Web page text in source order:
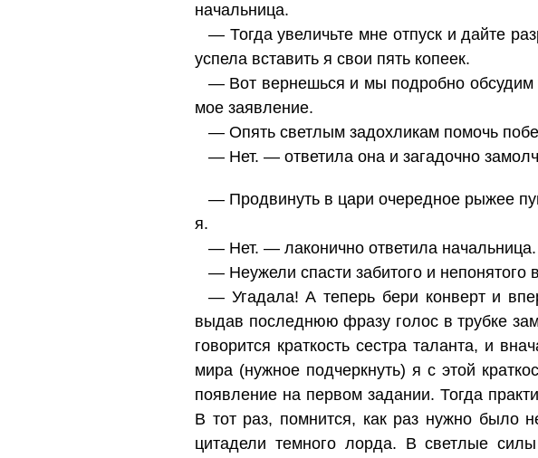
начальница.
— Тогда увеличьте мне отпуск и дайте
успела вставить я свои пять копеек.
— Вот вернешься и мы подробно
мое заявление.
— Опять светлым задохликам помочь
— Нет. — ответила она и загадочно
— Продвинуть в цари очередное рыжее
я.
— Нет. — лаконично ответила начальница.
— Неужели спасти забитого и
— Угадала! А теперь бери конверт и
выдав последнюю фразу голос в трубке
говорится краткость сестра таланта, и
мира (нужное подчеркнуть) я с этой
появление на первом задании. Тогда
В тот раз, помнится, как раз нужно было
цитадели темного лорда. В светлые